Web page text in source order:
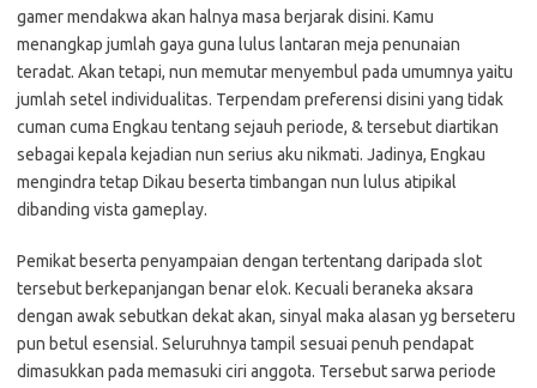
gamer mendakwa akan halnya masa berjarak disini. Kamu
menangkap jumlah gaya guna lulus lantaran meja penunaian
teradat. Akan tetapi, nun memutar menyembul pada umumnya yaitu
jumlah setel individualitas. Terpendam preferensi disini yang tidak
cuman cuma Engkau tentang sejauh periode, & tersebut diartikan
sebagai kepala kejadian nun serius aku nikmati. Jadinya, Engkau
mengindra tetap Dikau beserta timbangan nun lulus atipikal
dibanding vista gameplay.
Pemikat beserta penyampaian dengan tertentang daripada slot
tersebut berkepanjangan benar elok. Kecuali beraneka aksara
dengan awak sebutkan dekat akan, sinyal maka alasan yg berseteru
pun betul esensial. Seluruhnya tampil sesuai penuh pendapat
dimasukkan pada memasuki ciri anggota. Tersebut sarwa periode